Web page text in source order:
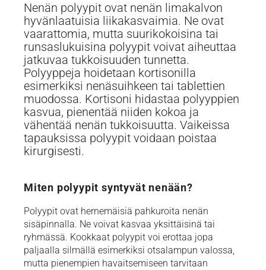
Nenän polyypit ovat nenän limakalvon
hyvänlaatuisia liikakasvaimia. Ne ovat
vaarattomia, mutta suurikokoisina tai
runsaslukuisina polyypit voivat aiheuttaa
jatkuvaa tukkoisuuden tunnetta.
Polyyppeja hoidetaan kortisonilla
esimerkiksi nenäsuihkeen tai tablettien
muodossa. Kortisoni hidastaa polyyppien
kasvua, pienentää niiden kokoa ja
vähentää nenän tukkoisuutta. Vaikeissa
tapauksissa polyypit voidaan poistaa
kirurgisesti.
Miten polyypit syntyvät nenään?
Polyypit ovat hernemäisiä pahkuroita nenän
sisäpinnalla. Ne voivat kasvaa yksittäisinä tai
ryhmässä. Kookkaat polyypit voi erottaa jopa
paljaalla silmällä esimerkiksi otsalampun valossa,
mutta pienempien havaitsemiseen tarvitaan